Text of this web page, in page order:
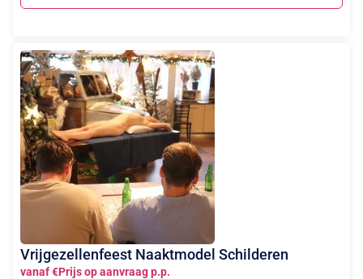
Vrijgezellenfeest Naaktmodel Schilderen
vanaf €Prijs op aanvraag p.p.